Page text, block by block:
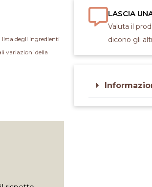
lista degli ingredienti
variazioni della
LASCIA
Valuta il
dicono gli